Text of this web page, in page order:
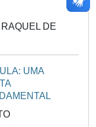
DE
UMA